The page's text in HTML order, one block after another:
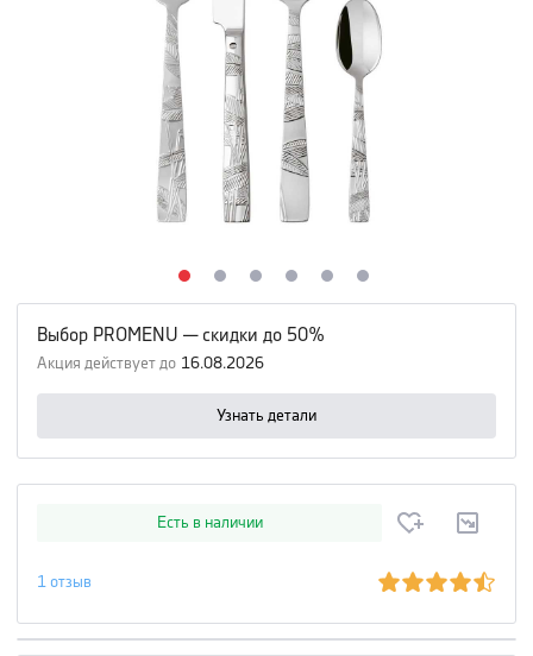
Выбор PROMENU — скидки до 50%
Акция действует до 16.08.2026
Узнать детали
Есть в наличии
1 отзыв